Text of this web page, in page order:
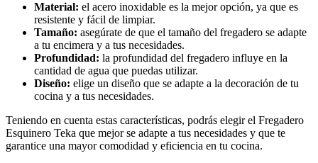
Material: el acero inoxidable es la mejor opción, ya que es
resistente y fácil de limpiar.
Tamaño: asegúrate de que el tamaño del fregadero se adapte
a tu encimera y a tus necesidades.
Profundidad: la profundidad del fregadero influye en la
cantidad de agua que puedas utilizar.
Diseño: elige un diseño que se adapte a la decoración de tu
cocina y a tus necesidades.
Teniendo en cuenta estas características, podrás elegir el Fregadero
Esquinero Teka que mejor se adapte a tus necesidades y que te
garantice una mayor comodidad y eficiencia en tu cocina.